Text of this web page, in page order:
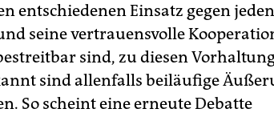
entschiedenen Einsatz gegen jeden
seine vertrauensvolle
sind, zu diesen
sind allenfalls beiläufige
So scheint eine erneute Debatte